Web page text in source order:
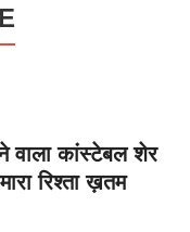
वाला कांस्टेबल शेर
रिश्ता ख़तम